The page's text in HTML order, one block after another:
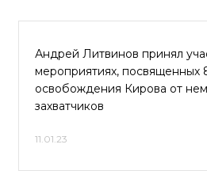
Андрей Литвинов принял
мероприятиях, посвященных
освобождения Кирова от
захватчиков
11.01.23